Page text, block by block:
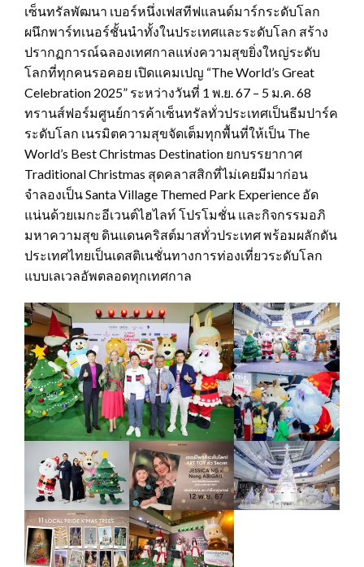
เซ็นทรัลพัฒนา เบอร์หนึ่งเฟสทีฟแลนด์มาร์กระดับโลก
ผนึกพาร์ทเนอร์ชั้นนำทั้งในประเทศและระดับโลก สร้าง
ปรากฏการณ์ฉลองเทศกาลแห่งความสุขยิ่งใหญ่ระดับ
โลกที่ทุกคนรอคอย เปิดแคมเปญ “The World’s Great
Celebration 2025” ระหว่างวันที่ 1 พ.ย. 67 – 5 ม.ค. 68
ทรานส์ฟอร์มศูนย์การค้าเซ็นทรัลทั่วประเทศเป็นธีมปาร์ค
ระดับโลก เนรมิตความสุขจัดเต็มทุกพื้นที่ให้เป็น The
World’s Best Christmas Destination ยกบรรยากาศ
Traditional Christmas สุดคลาสสิกที่ไม่เคยมีมาก่อน
จำลองเป็น Santa Village Themed Park Experience อัด
แน่นด้วยเมกะอีเวนต์ไฮไลท์ โปรโมชั่น และกิจกรรมอภิ
มหาความสุข ดินแดนคริสต์มาสทั่วประเทศ พร้อมผลักดัน
ประเทศไทยเป็นเดสติเนชั่นทางการท่องเที่ยวระดับโลก
แบบเลเวลอัพตลอดทุกเทศกาล